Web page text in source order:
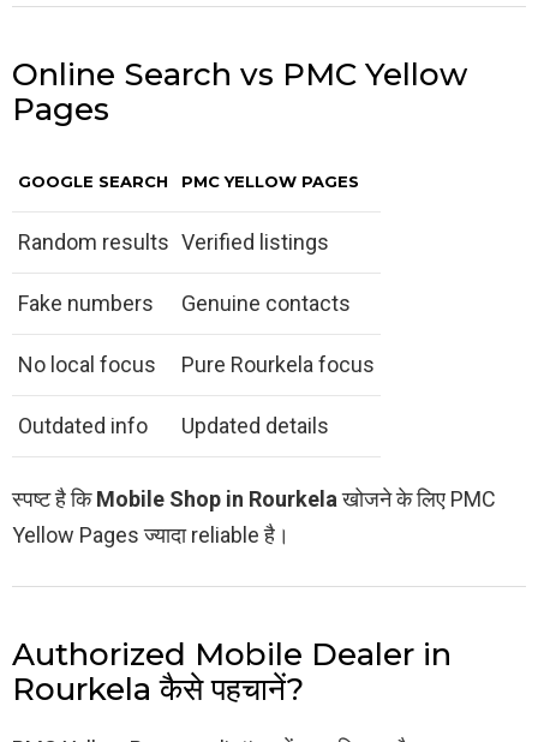
Online Search vs PMC Yellow
Pages
GOOGLE SEARCH PMC YELLOW PAGES
Random results Verified listings
Fake numbers Genuine contacts
No local focus Pure Rourkela focus
Outdated info Updated details
स्पष्ट है किMobile Shop in Rourkelaखोजने के लिए PMC
Yellow Pages ज्यादा reliable है।
Authorized Mobile Dealer in
Rourkela कैसे पहचानें?